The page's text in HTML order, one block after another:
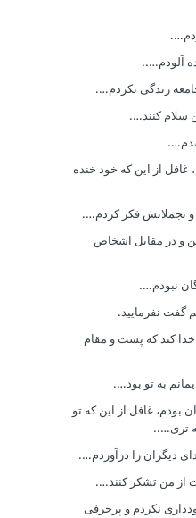
آلودم…..
زندگی نکردم….
سلام کنند….
غافل از این که خود خنده
و تجملاتش فکر کردم….
و در مقابل اشخاص
نبودم….
گفت نفرمایید.
کند که پست و مقام
به تو بود….
بودم، غافل از این که تو
تری…..
دیگران را درآوردم….
از من تشکر کنند….
نکردم و پرحرفی